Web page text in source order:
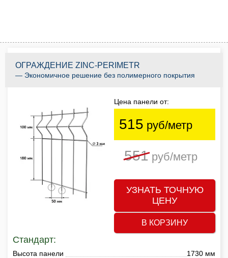
ОГРАЖДЕНИЕ ZINC-PERIMETR
— Экономичное решение без полимерного покрытия
Цена панели от:
515 руб/метр
551руб/метр
УЗНАТЬ ТОЧНУЮ
ЦЕНУ
В КОРЗИНУ
Стандарт:
Высота панели
1730 мм